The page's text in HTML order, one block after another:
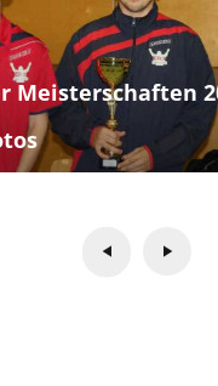
Meisterschaften